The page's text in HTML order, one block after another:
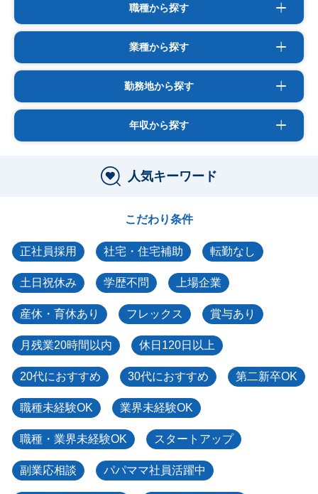
職種から探す
業種から探す
勤務地から探す
年収から探す
人気キーワード
こだわり条件
正社員採用 社宅・住宅補助 転勤なし
土日祝休み 学歴不問 上場企業
産休・育休あり フレックス 賞与あり
月残業20時間以内 休日120日以上
20代におすすめ 30代におすすめ 第二新卒OK
職種未経験OK 業界未経験OK
職種・業界未経験OK スタートアップ
副業応相談 パパママ社員活躍中